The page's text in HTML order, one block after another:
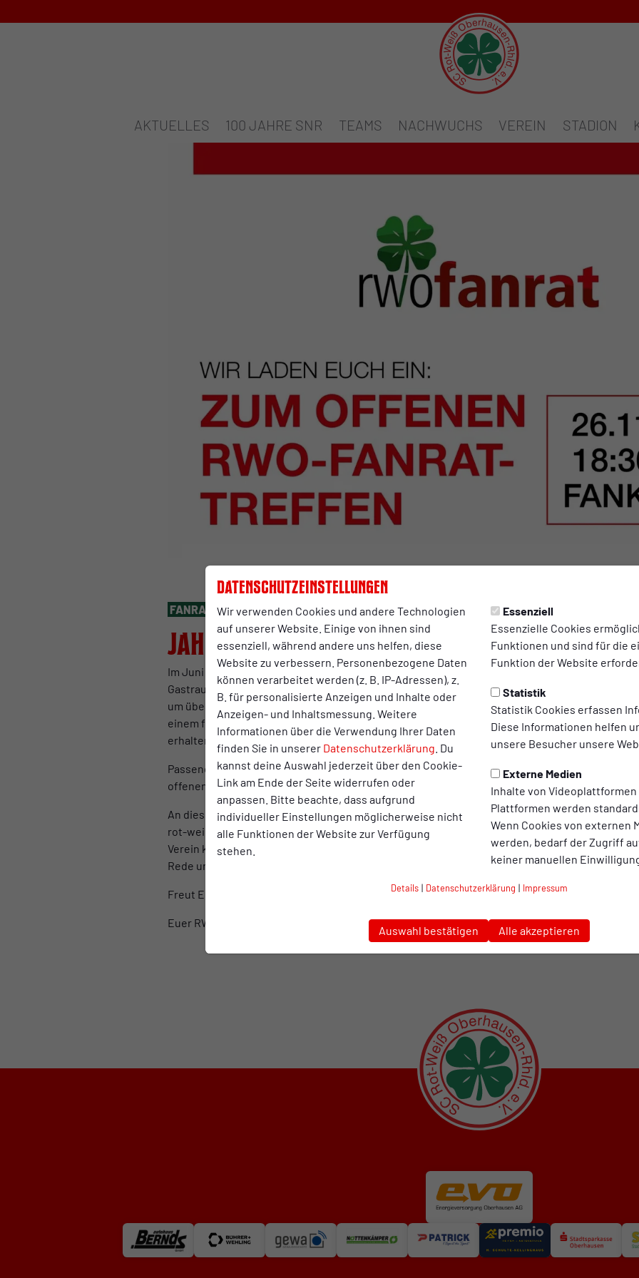
Datenschutzeinstellungen
Wir verwenden Cookies und andere Technologien
auf unserer Website. Einige von ihnen sind
essenziell, während andere uns helfen, diese
Website zu verbessern. Personenbezogene Daten
können verarbeitet werden (z. B. IP-Adressen), z.
B. für personalisierte Anzeigen und Inhalte oder
Anzeigen- und Inhaltsmessung. Weitere
Informationen über die Verwendung Ihrer Daten
finden Sie in unserer Datenschutzerklärung . Du
kannst deine Auswahl jederzeit über den Cookie-
Link am Ende der Seite widerrufen oder
anpassen. Bitte beachte, dass aufgrund
individueller Einstellungen möglicherweise nicht
alle Funktionen der Website zur Verfügung
stehen.
Essenziell
Essenzielle Cookies
Funktionen und sind für die
Funktion der Website
Statistik
Statistik Cookies erfassen
Diese Informationen helfen
unsere Besucher unsere
Externe Medien
Inhalte von Videoplattformen
Plattformen werden
Wenn Cookies von externen
werden, bedarf der Zugriff
keiner manuellen
Details | Datenschutzerklärung | Impressum
Auswahl bestätigen Alle akzeptieren
AKTUELLES 100 JAHRE SNR TEAMS NACHWUCHS VEREIN STADION
FANRAT Mittwoch, 12.11.2025 14:54 Uhr
Jahresabschluss mit dem RWO-Fanrat
Im Juni diesen Jahres war es soweit: Interessierte Personen rund um unseren glorreichen
Gastraum unserer Fankneipen-Besitzer bis zum letzten Platz und wohnten dadurch dem
um über vergangene Aktionen zu philosophieren und zukünftige Unternehmungen
einem fantastischen Austausch konnten alle Anwesenden noch Einblicke in das fast 100-
erhalten und das schönste Stadion der Welt von einer vollkommen anderen Seite erleben.
Passend zum Jahresabschluss lädt der RWO-Fanrat daher am Mittwoch, den 26. November um
offenen Fantreffen ein, bei welchem wieder spannende Themen in den Fokus geraten.
An diesem Tag erwartet Euch neben einer Vielzahl von Personen aus dem RWO-Fanrat,
rot-weißen Geschäftsstelle. Daniel Pyszny, der sich seit einigen Monaten um die
Verein kümmert - hier sei vor allem die tolle Kooperation mit dem Friedensdorf zu nennen -
Rede und Antwort.
Freut Euch daher auf einen spannenden Austausch mit Kaltgetränken in einer gewohnt
Euer RWO-Fanrat